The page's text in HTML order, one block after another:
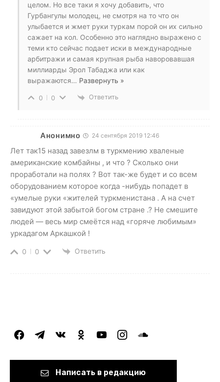
целом. Но все таки я хочу добавить, что
Гурбангулы молодец, не смотря на то что он
улыбается и жмет руки туркам порой он их сильно
сажает на кол. Особенно это наглядно выражено с
теми кто сейчас подает иски в международные
арбитражи и самая крупная рыба наворовавшая
миллиарды Эрол Табаджа или как
выражаются… Развернуть »
0 0 Ответить
Анонимно 24 сентября 2019 12:46
Лет так15 назад завезлм в туркмению хваленые
американские комбайны , и что ? Сколько они
проработали на полях ? Вот так-же будет и со всем
оборудованием которое когда -нибудь попадет в
«умелые руки «жителей туркменистана . А на счет
завидуют этой забытой богом стране .? Не смешите
людей — весь мир смеётся над «горяче любимым»
уркадагом Аркашкой !
0 0 Ответить
facebooktelegramvkontakteodnoklassniki
youtubeinstagramsoundcloud
Написать в редакцию